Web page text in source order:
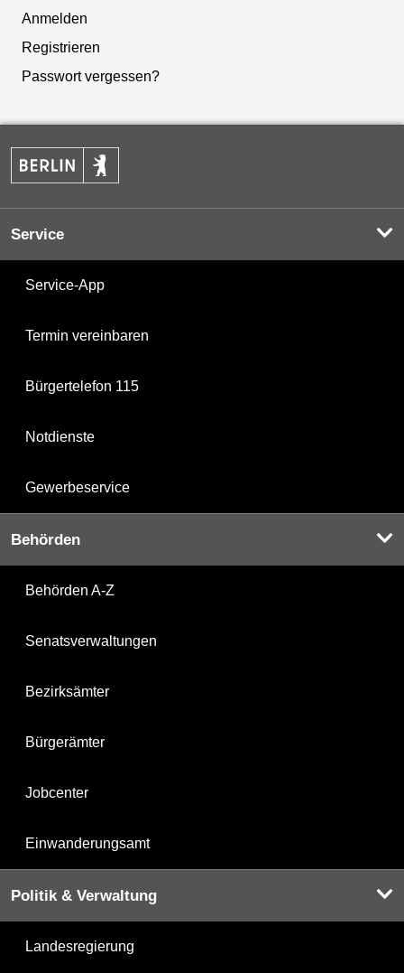
Anmelden
Registrieren
Passwort vergessen?
Service
Service-App
Termin vereinbaren
Bürgertelefon 115
Notdienste
Gewerbeservice
Behörden
Behörden A-Z
Senatsverwaltungen
Bezirksämter
Bürgerämter
Jobcenter
Einwanderungsamt
Politik & Verwaltung
Landesregierung